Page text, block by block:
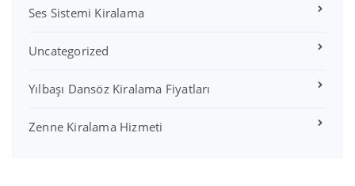
Ses Sistemi Kiralama
Uncategorized
Yılbaşı Dansöz Kiralama Fiyatları
Zenne Kiralama Hizmeti